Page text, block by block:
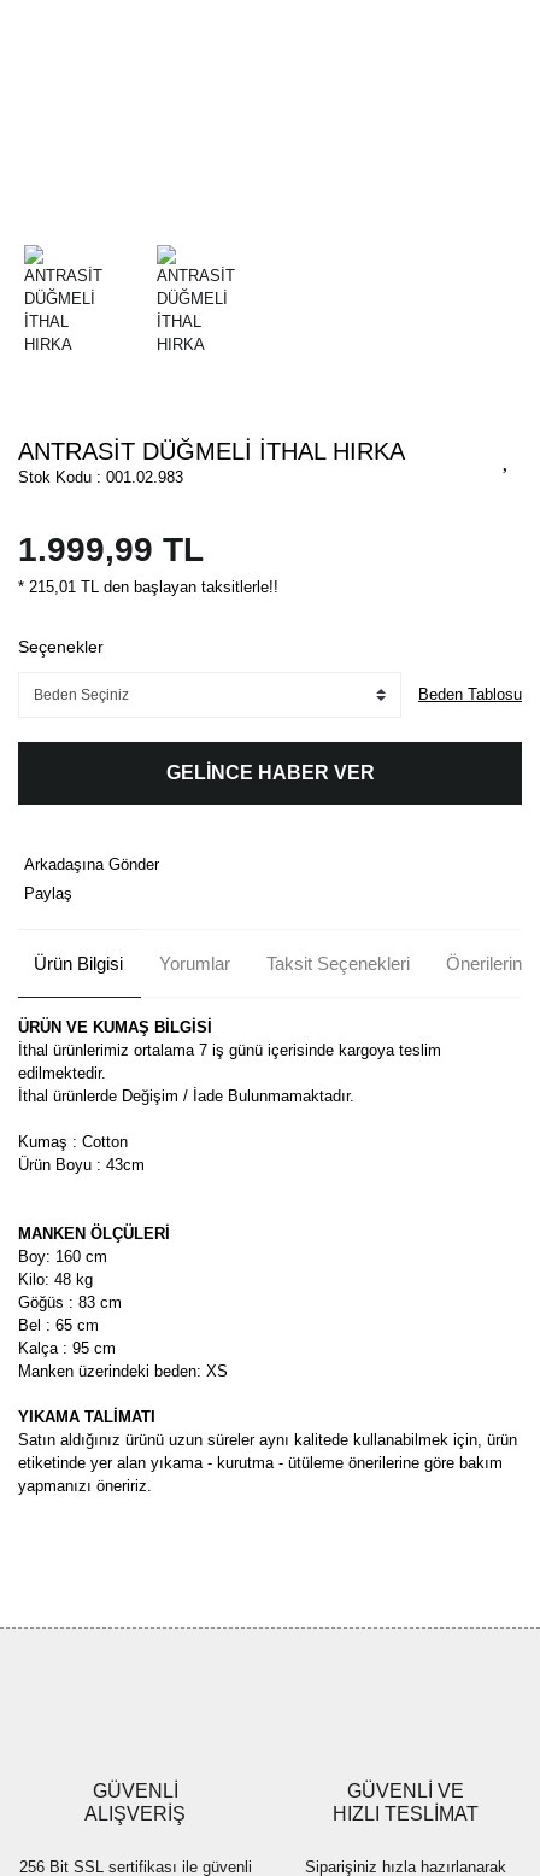
ANTRASİT DÜĞMELİ İTHAL HIRKA
Stok Kodu : 001.02.983
1.999,99 TL
* 215,01 TL den başlayan taksitlerle!!
Seçenekler
Beden Tablosu
GELİNCE HABER VER
Arkadaşına Gönder
Paylaş
Ürün Bilgisi Yorumlar Taksit Seçenekleri Önerileriniz
ÜRÜN VE KUMAŞ BİLGİSİ
İthal ürünlerimiz ortalama 7 iş günü içerisinde kargoya teslim
edilmektedir.
İthal ürünlerde Değişim / İade Bulunmamaktadır.
Kumaş : Cotton
Ürün Boyu : 43cm
MANKEN ÖLÇÜLERİ
Boy: 160 cm
Kilo: 48 kg
Göğüs : 83 cm
Bel : 65 cm
Kalça : 95 cm
Manken üzerindeki beden: XS
YIKAMA TALİMATI
Satın aldığınız ürünü uzun süreler aynı kalitede kullanabilmek için, ürün
etiketinde yer alan yıkama - kurutma - ütüleme önerilerine göre bakım
yapmanızı öneririz.
Ürün fiyatı diğer sitelerden daha pahalı.
Bu ürüne benzer farklı alternatifler olmalı.
GÜVENLİ
ALIŞVERİŞ
256 Bit SSL sertifikası ile güvenli
GÜVENLİ VE
HIZLI TESLİMAT
Siparişiniz hızla hazırlanarak